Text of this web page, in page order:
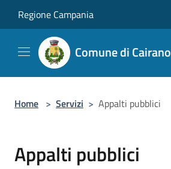
Regione Campania
Comune di Cairano
Home > Servizi > Appalti pubblici
Appalti pubblici